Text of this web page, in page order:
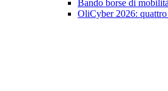
Bando borse di
OliCyber 2026: